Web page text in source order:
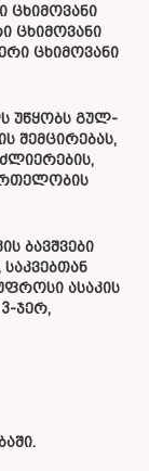
ცხიმოვანი
ცხიმოვანი
ცხიმოვანი
უწყობს გულ-
შემცირებას,
ბავშვები
ასაკის
ჯერ,